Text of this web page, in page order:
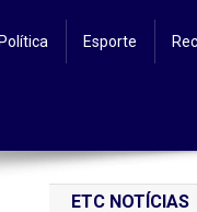
Esporte
ETC NOTÍCIAS